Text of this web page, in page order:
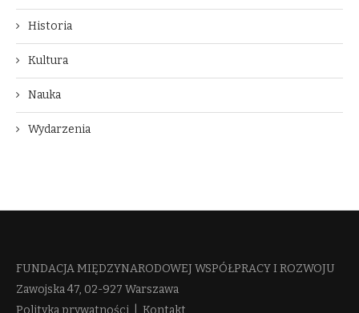
Historia
Kultura
Nauka
Wydarzenia
FUNDACJA MIĘDZYNARODOWEJ WSPÓŁPRACY I ROZWOJU​
Zawojska 47, 02-927 Warszawa